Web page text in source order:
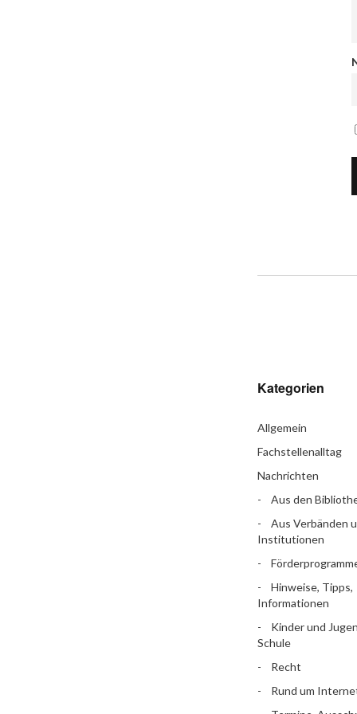
Kategorien
Allgemein
Fachstellenalltag
Nachrichten
Aus den
Aus Verbänden
Institutionen
Hinweise, Tipps,
Informationen
Kinder und
Schule
Recht
Rund um